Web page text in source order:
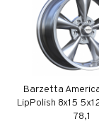
Barzetta
LipPolish 8x15
78,1